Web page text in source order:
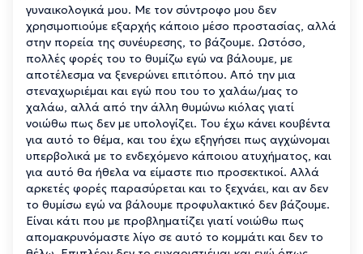
γυναικολογικά μου. Με τον σύντροφο μου δεν
χρησιμοπιούμε εξαρχής κάποιο μέσο προστασίας, αλλά
στην πορεία της συνέυρεσης, το βάζουμε. Ωστόσο,
πολλές φορές του το θυμίζω εγώ να βάλουμε, με
αποτέλεσμα να ξενερώνει επιτόπου. Από την μια
στεναχωριέμαι και εγώ που του το χαλάω/μας το
χαλάω, αλλά από την άλλη θυμώνω κιόλας γιατί
νοιώθω πως δεν με υπολογίζει. Του έχω κάνει κουβέντα
για αυτό το θέμα, και του έχω εξηγήσει πως αγχώνομαι
υπερβολικά με το ενδεχόμενο κάποιου ατυχήματος, και
για αυτό θα ήθελα να είμαστε πιο προσεκτικοί. Αλλά
αρκετές φορές παρασύρεται και το ξεχνάει, και αν δεν
το θυμίσω εγώ να βάλουμε προφυλακτικό δεν βάζουμε.
Είναι κάτι που με προβληματίζει γιατί νοιώθω πως
απομακρυνόμαστε λίγο σε αυτό το κομμάτι και δεν το